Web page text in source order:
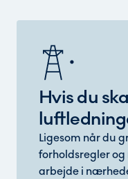
Hvis du
Ligesom når du
forholdsregler og
arbejde i